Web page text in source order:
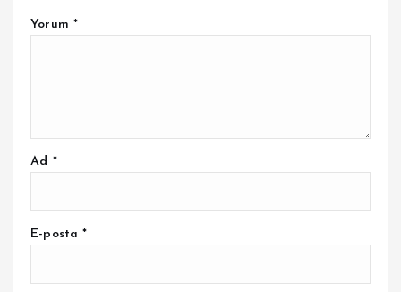
Yorum *
Ad *
E-posta*